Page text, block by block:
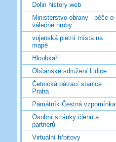
Dolin history web
Ministerstvo obrany - péče o
válečné hroby
vojenská pietní místa na
mapě
Hloubkaři
Občanské sdružení Lidice
Četnická pátrací stanice
Praha
Památník Čestná vzpomínka
Osobní stránky členů a
partnerů
Virtuální hřbitovy